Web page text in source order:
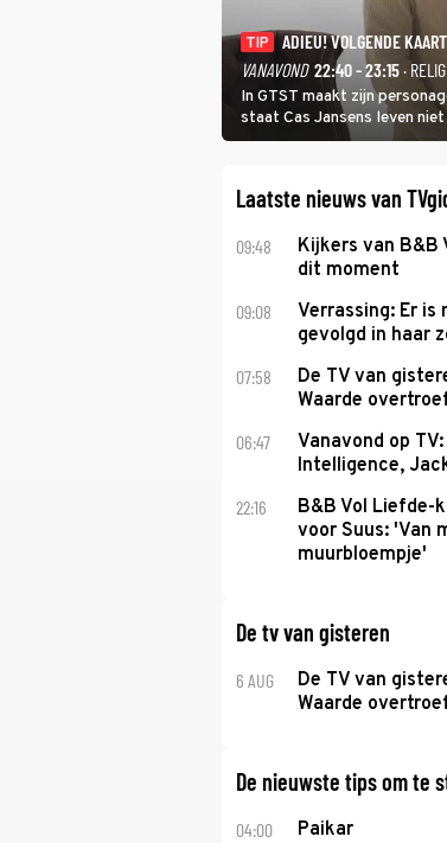
TIP
ADIEU! VOLGENDE KAART
VANAVOND 22:40 - 23:15·
In GTST maakt zijn
staat Cas Jansens leven
Laatste nieuws van
09:48
Kijkers van B&B
dit moment
09:08
Verrassing: Er is
gevolgd in haar
07:58
De TV van
Waarde
06:47
Vanavond op
Intelligence,
22:16
B&B Vol Liefde-
voor Suus: 'Van
muurbloempje'
De tv van gisteren
6 AUG
De TV van
Waarde
De nieuwste tips om te
04:00 Paikar